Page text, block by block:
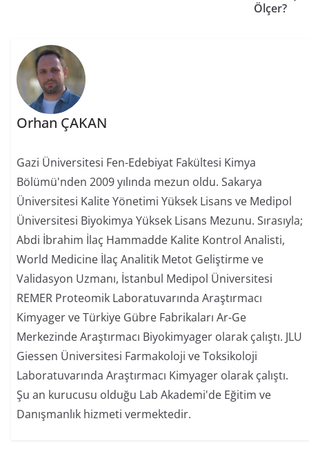
Ölçer?
Orhan ÇAKAN
Gazi Üniversitesi Fen-Edebiyat Fakültesi Kimya
Bölümü'nden 2009 yılında mezun oldu. Sakarya
Üniversitesi Kalite Yönetimi Yüksek Lisans ve Medipol
Üniversitesi Biyokimya Yüksek Lisans Mezunu. Sırasıyla;
Abdi İbrahim İlaç Hammadde Kalite Kontrol Analisti,
World Medicine İlaç Analitik Metot Geliştirme ve
Validasyon Uzmanı, İstanbul Medipol Üniversitesi
REMER Proteomik Laboratuvarında Araştırmacı
Kimyager ve Türkiye Gübre Fabrikaları Ar-Ge
Merkezinde Araştırmacı Biyokimyager olarak çalıştı. JLU
Giessen Üniversitesi Farmakoloji ve Toksikoloji
Laboratuvarında Araştırmacı Kimyager olarak çalıştı.
Şu an kurucusu olduğu Lab Akademi'de Eğitim ve
Danışmanlık hizmeti vermektedir.